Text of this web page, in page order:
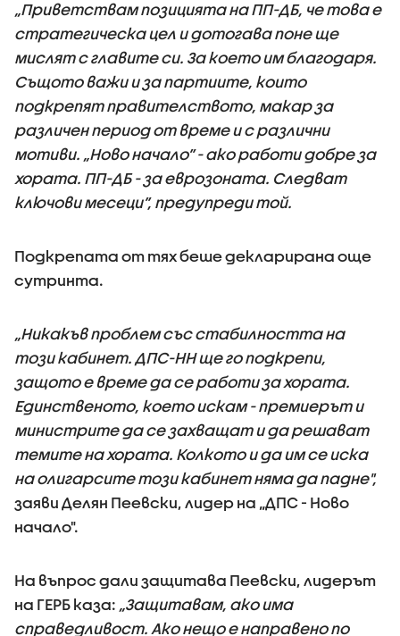
„Приветствам позицията на ПП-ДБ, че това е
стратегическа цел и дотогава поне ще
мислят с главите си. За което им благодаря.
Същото важи и за партиите, които
подкрепят правителството, макар за
различен период от време и с различни
мотиви. „Ново начало” - ако работи добре за
хората. ПП-ДБ - за еврозоната. Следват
ключови месеци”, предупреди той.
Подкрепата от тях беше декларирана още
сутринта.
„Никакъв проблем със стабилността на
този кабинет. ДПС-НН ще го подкрепи,
защото е време да се работи за хората.
Единственото, което искам - премиерът и
министрите да се захващат и да решават
темите на хората. Колкото и да им се иска
на олигарсите този кабинет няма да падне",
заяви Делян Пеевски, лидер на „ДПС - Ново
начало".
На въпрос дали защитава Пеевски, лидерът
на ГЕРБ каза: „Защитавам, ако има
справедливост. Ако нещо е направено по